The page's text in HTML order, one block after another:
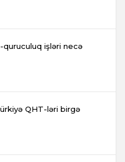
işləri necə
QHT-ləri birgə